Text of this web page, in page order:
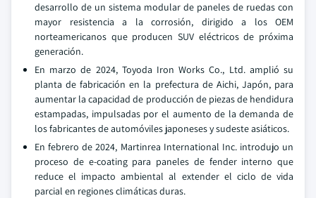
desarrollo de un sistema modular de paneles de ruedas con
mayor resistencia a la corrosión, dirigido a los OEM
norteamericanos que producen SUV eléctricos de próxima
generación.
En marzo de 2024, Toyoda Iron Works Co., Ltd. amplió su
planta de fabricación en la prefectura de Aichi, Japón, para
aumentar la capacidad de producción de piezas de hendidura
estampadas, impulsadas por el aumento de la demanda de
los fabricantes de automóviles japoneses y sudeste asiáticos.
En febrero de 2024, Martinrea International Inc. introdujo un
proceso de e-coating para paneles de fender interno que
reduce el impacto ambiental al extender el ciclo de vida
parcial en regiones climáticas duras.